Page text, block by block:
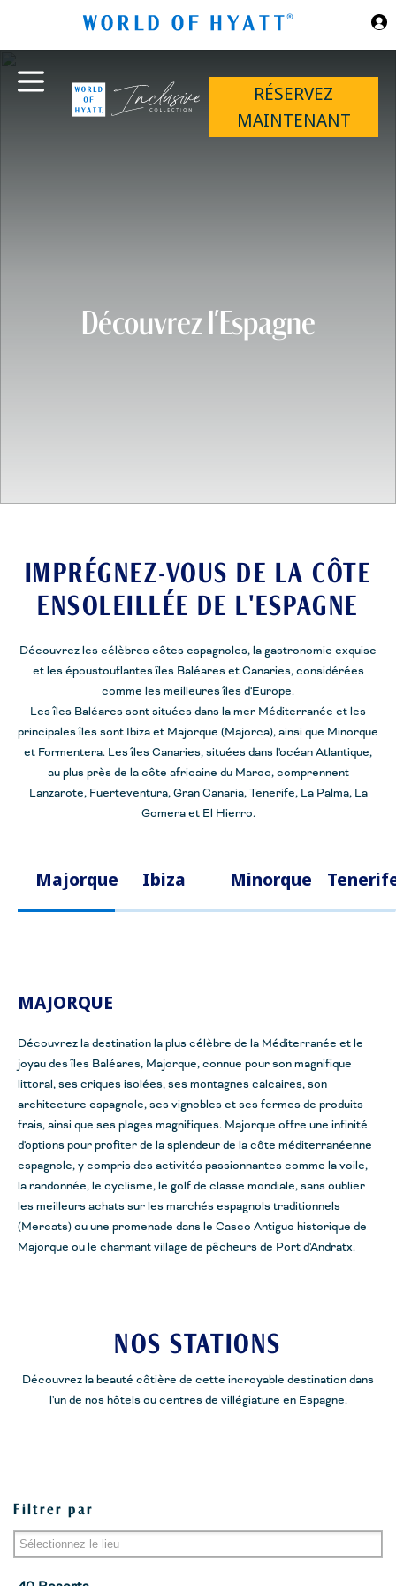
RÉSERVEZ
MAINTENANT
Découvrez l’Espagne
IMPRÉGNEZ-VOUS DE LA CÔTE
ENSOLEILLÉE DE L'ESPAGNE
Découvrez les célèbres côtes espagnoles, la gastronomie exquise
et les époustouflantes îles Baléares et Canaries, considérées
comme les meilleures îles d'Europe.
Les îles Baléares sont situées dans la mer Méditerranée et les
principales îles sont Ibiza et Majorque (Majorca), ainsi que Minorque
et Formentera. Les îles Canaries, situées dans l'océan Atlantique,
au plus près de la côte africaine du Maroc, comprennent
Lanzarote, Fuerteventura, Gran Canaria, Tenerife, La Palma, La
Gomera et El Hierro.
Majorque Ibiza Minorque
MAJORQUE
Découvrez la destination la plus célèbre de la Méditerranée et le
joyau des îles Baléares, Majorque, connue pour son magnifique
littoral, ses criques isolées, ses montagnes calcaires, son
architecture espagnole, ses vignobles et ses fermes de produits
frais, ainsi que ses plages magnifiques. Majorque offre une infinité
d'options pour profiter de la splendeurde la côte méditerranéenne
espagnole, y compris des activités passionnantes comme la voile,
la randonnée, le cyclisme, le golf de classe mondiale, sans oublier
les meilleurs achats sur les marchés espagnols traditionnels
(Mercats) ou une promenade dans le Casco Antiguo historique de
Majorque ou le charmant village de pêcheurs de Portd'Andratx.
NOS STATIONS
Découvrez la beauté côtière de cette incroyable destination dans
l'un de nos hôtels ou centres de villégiature en Espagne.
Filtrer par